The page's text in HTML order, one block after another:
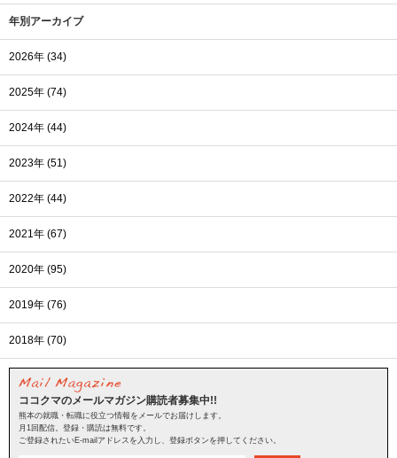
年別アーカイブ
2026年 (34)
2025年 (74)
2024年 (44)
2023年 (51)
2022年 (44)
2021年 (67)
2020年 (95)
2019年 (76)
2018年 (70)
ココクマのメールマガジン購読者募集中!!
熊本の就職・転職に役立つ情報をメールでお届けします。
月1回配信。登録・購読は無料です。
ご登録されたいE-mailアドレスを入力し、登録ボタンを押してください。